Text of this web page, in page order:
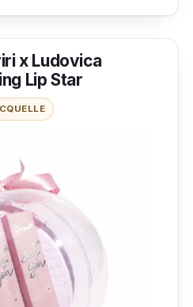
x Ludovica
Lip Star